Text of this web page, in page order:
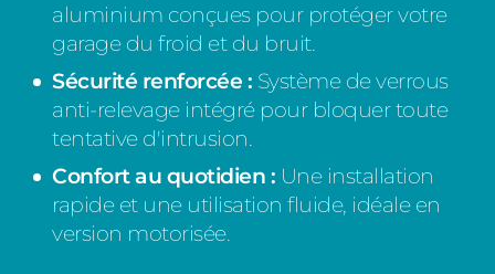
aluminium conçues pour protéger votre
garage du froid et du bruit.
Sécurité renforcée : Système de verrous
anti-relevage intégré pour bloquer toute
tentative d'intrusion.
Confort au quotidien : Une installation
rapide et une utilisation fluide, idéale en
version motorisée.